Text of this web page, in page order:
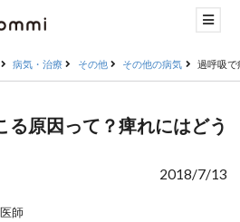
病気・治療 その他 その他の病気 過呼吸で
る原因って？痺れにはどう
2018/7/13
師